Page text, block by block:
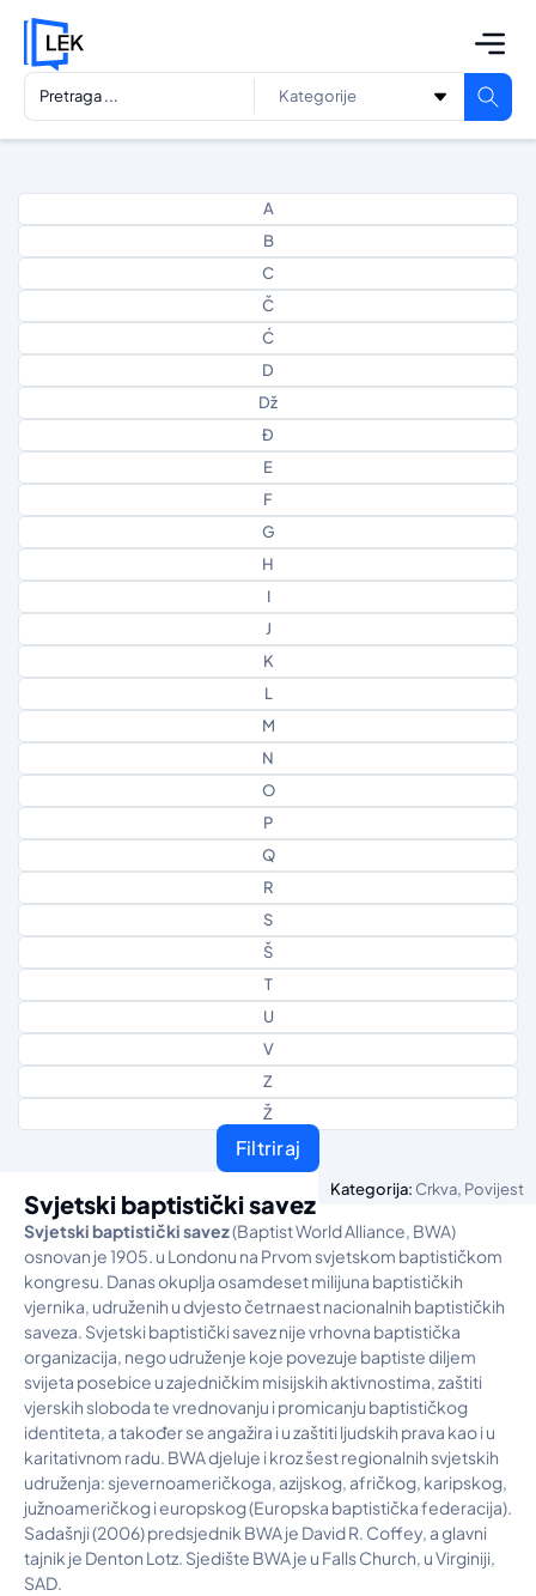
A
B
C
Č
Ć
D
Dž
Đ
E
F
G
H
I
J
K
L
M
N
O
P
Q
R
S
Š
T
U
V
Z
Ž
Filtriraj
Kategorija: Crkva, Povijest
Svjetski baptistički savez
Svjetski baptistički savez(Baptist World Alliance, BWA)
osnovan je 1905. u Londonu na Prvom svjetskom baptističkom
kongresu. Danas okuplja osamdeset milijuna baptističkih
vjernika, udruženih u dvjesto četrnaest nacionalnih baptističkih
saveza. Svjetski baptistički savez nije vrhovna baptistička
organizacija, nego udruženje koje povezuje baptiste diljem
svijeta posebice u zajedničkim misijskih aktivnostima, zaštiti
vjerskih sloboda te vrednovanju i promicanju baptističkog
identiteta, a također se angažira i u zaštiti ljudskih prava kao i u
karitativnom radu. BWA djeluje i kroz šest regionalnih svjetskih
udruženja: sjevernoameričkoga, azijskog, afričkog, karipskog,
južnoameričkog i europskog (Europska baptistička federacija).
Sadašnji (2006) predsjednik BWA je David R. Coffey, a glavni
tajnik je Denton Lotz. Sjedište BWA je u Falls Church, u Virginiji,
SAD.